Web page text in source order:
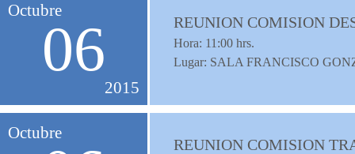
Octubre
06
2015
REUNION COMISION
Hora: 11:00 hrs.
Lugar: SALA FRANCISCO
Octubre
REUNION COMISION